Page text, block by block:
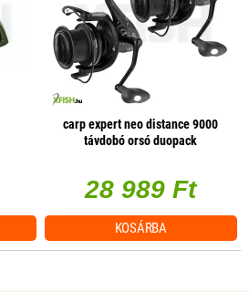
carp expert neo distance 9000
távdobó orsó duopack
28 989 Ft
KOSÁRBA